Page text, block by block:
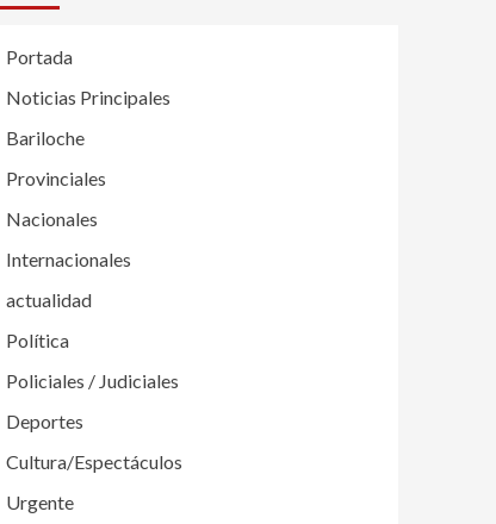
Portada
Noticias Principales
Bariloche
Provinciales
Nacionales
Internacionales
actualidad
Política
Policiales / Judiciales
Deportes
Cultura/Espectáculos
Urgente